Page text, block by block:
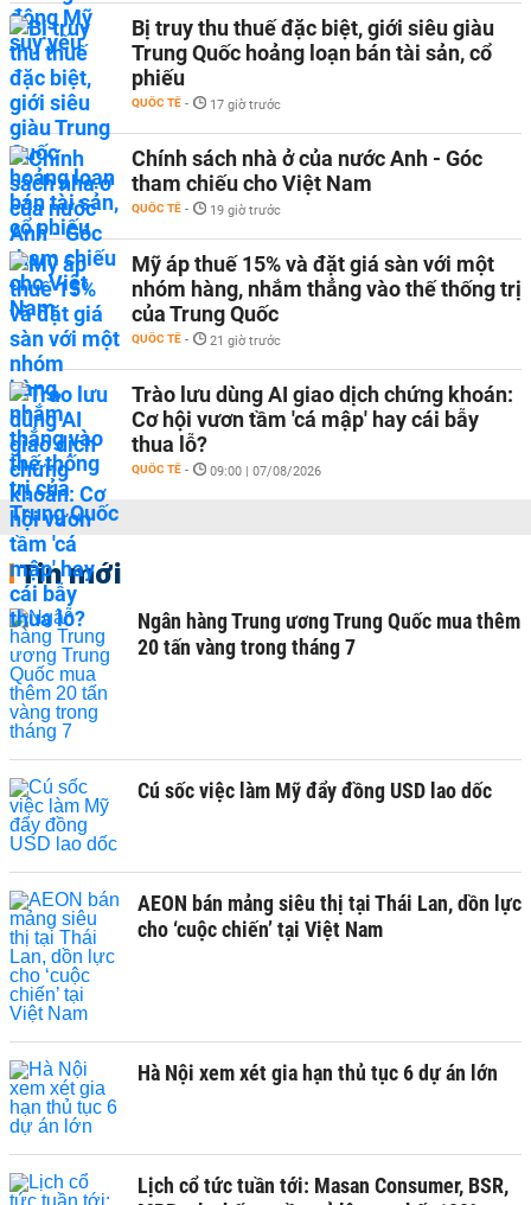
Bị truy thu thuế đặc biệt, giới siêu giàu
Trung Quốc hoảng loạn bán tài sản, cổ
phiếu
QUỐC TẾ - 17 giờ trước
Chính sách nhà ở của nước Anh - Góc
tham chiếu cho Việt Nam
QUỐC TẾ - 19 giờ trước
Mỹ áp thuế 15% và đặt giá sàn với một
nhóm hàng, nhắm thẳng vào thế thống trị
của Trung Quốc
QUỐC TẾ - 21 giờ trước
Trào lưu dùng AI giao dịch chứng khoán:
Cơ hội vươn tầm 'cá mập' hay cái bẫy
thua lỗ?
QUỐC TẾ - 09:00 | 07/08/2026
Tin mới
Ngân hàng Trung ương Trung Quốc mua thêm
20 tấn vàng trong tháng 7
Cú sốc việc làm Mỹ đẩy đồng USD lao dốc
AEON bán mảng siêu thị tại Thái Lan, dồn lực
cho ‘cuộc chiến’ tại Việt Nam
Hà Nội xem xét gia hạn thủ tục 6 dự án lớn
Lịch cổ tức tuần tới: Masan Consumer, BSR,